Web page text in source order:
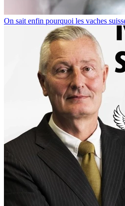
On sait enfin pourquoi les vaches